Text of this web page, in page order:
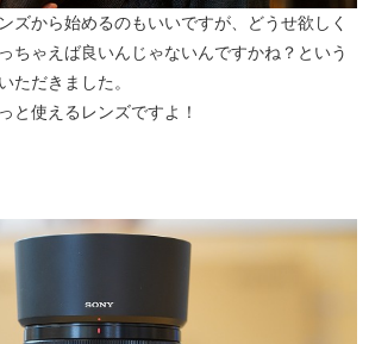
ズから始めるのもいいですが、どうせ欲しく
ちゃえば良いんじゃないんですかね？という
ただきました。
と使えるレンズですよ！